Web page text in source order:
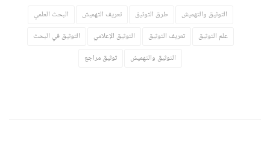
التوثيق والتهميش طرق التوثيق تعريف التهميش
البحث العلمي
علم التوثيق
تعريف التوثيق التوثيق الإعلامي
التوثيق في البحث
التوثيق والتهميش
توثيق مراجع